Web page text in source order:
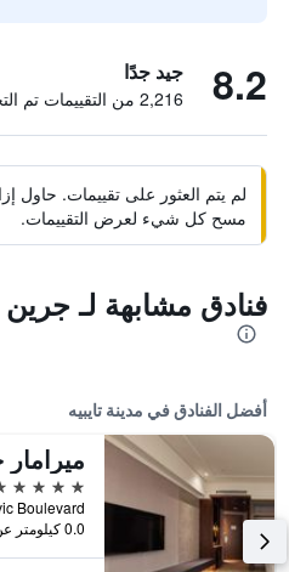
8.2 جيد جدًا
2,216 من التقييمات تم التحقق منها
لم يتم العثور على تقييمات. حاول
مسح كل شيء لعرض التقييمات.
فنادق مشابهة لـ
أفضل الفنادق في مدينة تايبيه
5 نجوم
0.0 كيلومتر عن وسط المدينة